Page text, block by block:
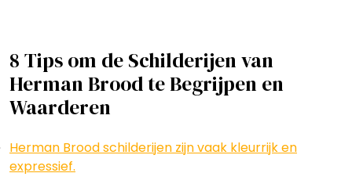
8 Tips om de Schilderijen van
Herman Brood te Begrijpen en
Waarderen
Herman Brood schilderijen zijn vaak kleurrijk en
expressief.